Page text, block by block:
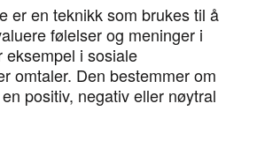
er en teknikk som brukes til å
følelser og meninger i
eksempel i sosiale
omtaler. Den bestemmer om
positiv, negativ eller nøytral